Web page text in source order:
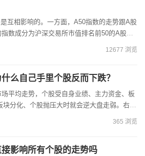
互相影响的。一方面，A50指数的走势跟A股
数成分为沪深交易所市值排名前50的A股公
表性，可反...
12677 浏览
么自己手里个股反而下跌？
分化、个股抛压大时就会逆大盘走弱。右上
佣金！可转债、ETF万0.5，期权...
365 浏览
影响所有个股的走势吗